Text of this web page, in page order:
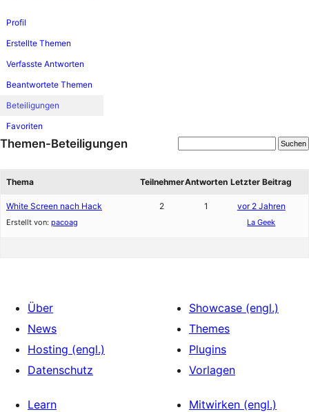
Profil
Erstellte Themen
Verfasste Antworten
Beantwortete Themen
Beteiligungen
Favoriten
Themen-Beteiligungen
Thema TeilnehmerAntworten Letzter Beitrag
White Screen nach Hack
Erstellt von: pacoag
2 1 vor 2 Jahren
La Geek
Über
News
Hosting (engl.)
Datenschutz
Showcase (engl.)
Themes
Plugins
Vorlagen
Learn
Mitwirken (engl.)